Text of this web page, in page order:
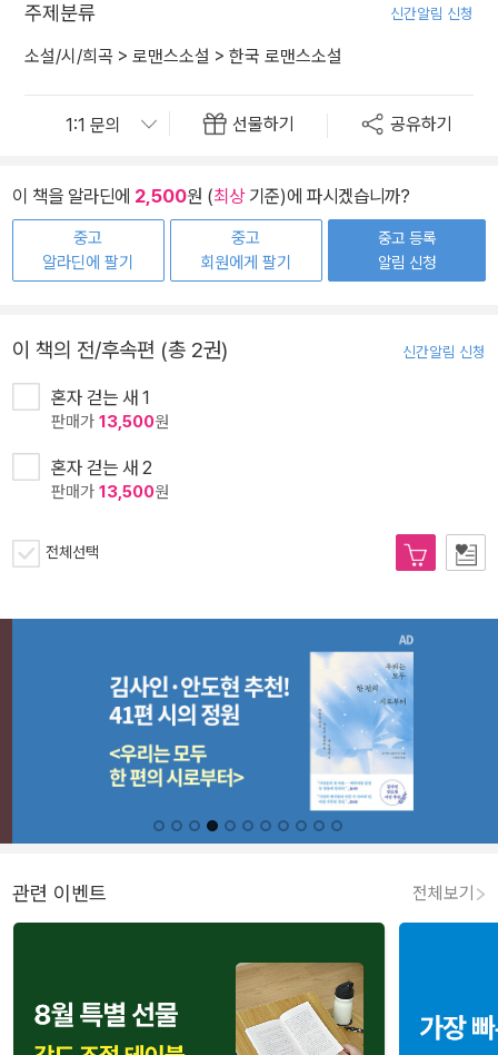
주제분류 신간알림 신청
소설/시/희곡 > 로맨스소설 > 한국 로맨스소설
선물하기 공유하기
이 책을 알라딘에 2,500원 (최상기준)에 파시겠습니까?
중고
알라딘에 팔기
중고
회원에게 팔기
중고 등록
알림 신청
이 책의 전/후속편 (총 2권) 신간알림 신청
혼자 걷는 새 1
판매가 13,500원
혼자 걷는 새 2
판매가 13,500원
전체선택
관련 이벤트 전체보기